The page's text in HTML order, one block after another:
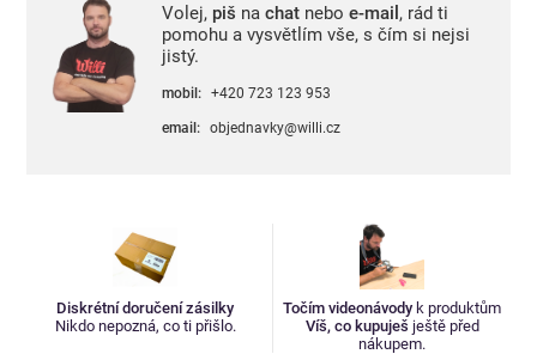
Volej, piš na chatnebo e-mail , rád ti
pomohu a vysvětlím vše, s čím si nejsi
jistý.
mobil: +420 723 123 953
email: objednavky@willi.cz
Diskrétní doručení zásilky
Nikdo nepozná, co ti přišlo.
Točím videonávody k produktům
Víš, co kupuješ ještě před
nákupem.